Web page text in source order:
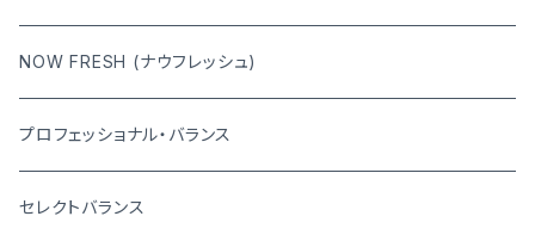
NOW FRESH (ナウフレッシュ)
プロフェッショナル・バランス
セレクトバランス